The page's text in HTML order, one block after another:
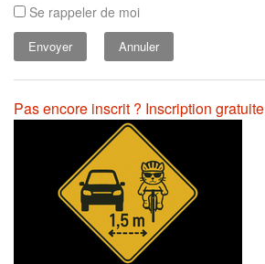
Se rappeler de moi
Annuler
Pas encore inscrit ? Inscription gratuite